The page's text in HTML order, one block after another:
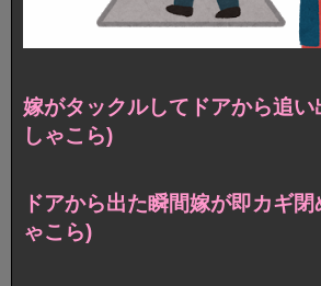
嫁がタックルしてドアから追
しゃこら)
ドアから出た瞬間嫁が即カギ
ゃこら)